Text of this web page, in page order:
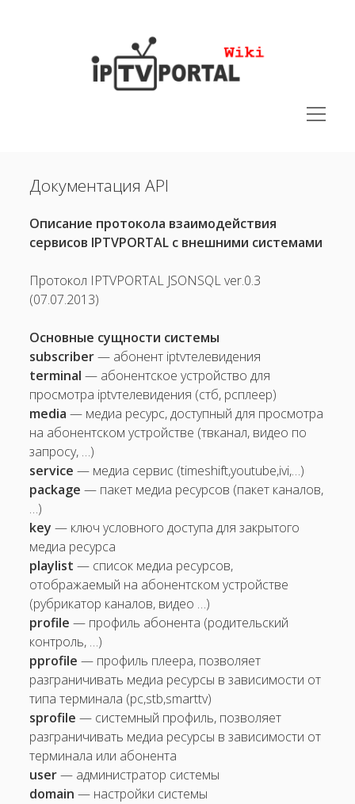
открыть
меню
Быстрый старт(для администраторов)
Видеообзор User Manual
Юридическая документация
меню
Решения
открыть
меню
Полезная информация
открыть
меню
Часто задаваемые вопросы
Документация API
Описание протокола взаимодействия
сервисов IPTVPORTAL с внешними системами
Протокол IPTVPORTAL JSON­SQL ver.0.3
(07.07.2013)
Основные сущности системы
subscriber— абонент iptv­телевидения
terminal — абонентское устройство для
просмотра iptv­телевидения (стб, pc­плеер)
media — медиа ресурс, доступный для просмотра
на абонентском устройстве (тв­канал, видео по
запросу, …)
service — медиа сервис (timeshift,youtube,ivi,…)
package — пакет медиа ресурсов (пакет каналов,
…)
key — ключ условного доступа для закрытого
медиа ресурса
playlist — список медиа ресурсов,
отображаемый на абонентском устройстве
(рубрикатор каналов, видео …)
profile — профиль абонента (родительский
контроль, …)
pprofile — профиль плеера, позволяет
разграничивать медиа ресурсы в зависимости от
типа терминала (pc,stb,smarttv)
sprofile — системный профиль, позволяет
разграничивать медиа ресурсы в зависимости от
терминала или абонента
user— администратор системы
domain — настройки системы